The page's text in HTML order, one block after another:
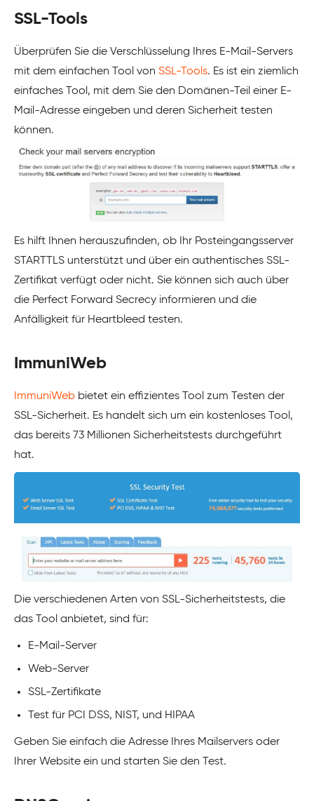
SSL-Tools
Überprüfen Sie die Verschlüsselung Ihres E-Mail-Servers
mit dem einfachen Tool von SSL-Tools. Es ist ein ziemlich
einfaches Tool, mit dem Sie den Domänen-Teil einer E-
Mail-Adresse eingeben und deren Sicherheit testen
können.
Es hilft Ihnen herauszufinden, ob Ihr Posteingangsserver
STARTTLS unterstützt und über ein authentisches SSL-
Zertifikat verfügt oder nicht. Sie können sich auch über
die Perfect Forward Secrecy informieren und die
Anfälligkeit für Heartbleed testen.
ImmuniWeb
ImmuniWeb bietet ein effizientes Tool zum Testen der
SSL-Sicherheit. Es handelt sich um ein kostenloses Tool,
das bereits 73 Millionen Sicherheitstests durchgeführt
hat.
Die verschiedenen Arten von SSL-Sicherheitstests, die
das Tool anbietet, sind für:
E-Mail-Server
Web-Server
SSL-Zertifikate
Test für PCI DSS, NIST, und HIPAA
Geben Sie einfach die Adresse Ihres Mailservers oder
Ihrer Website ein und starten Sie den Test.